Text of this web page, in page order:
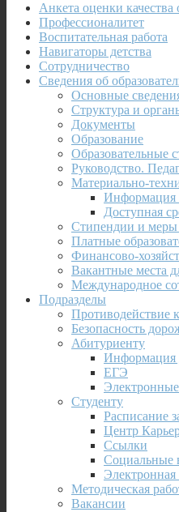
Анкета оценки качества
Профессионалитет
Воспитательная работа
Навигаторы детства
Сотрудничество
Сведения об
Основные
Структура и
Документы
Образование
Образовательные
Руководство.
Материально-
Информация
Доступная
Стипендии и
Платные
Финансово-
Вакантные места
Международное
Подразделы
Противодействие
Безопасность
Абитуриенту
Информация
ЕГЭ
Студенту
Расписание
Центр
Ссылки
Социальные
Электронная
Методическая
Вакансии